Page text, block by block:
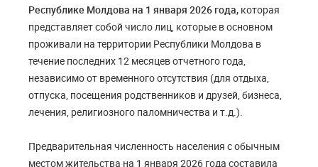
Республике Молдова на 1 января 2026 года, которая
представляет собой число лиц, которые в основном
проживали на территории Республики Молдова в
течение последних 12 месяцев отчетного года,
независимо от временного отсутствия (для отдыха,
отпуска, посещения родственников и друзей, бизнеса,
лечения, религиозного паломничества и т.д.).
Предварительная численность населения с обычным
местом жительства на 1 января 2026 года составила